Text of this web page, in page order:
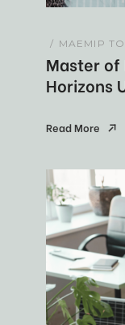
MAEMIP
Master of
Horizons
Read More